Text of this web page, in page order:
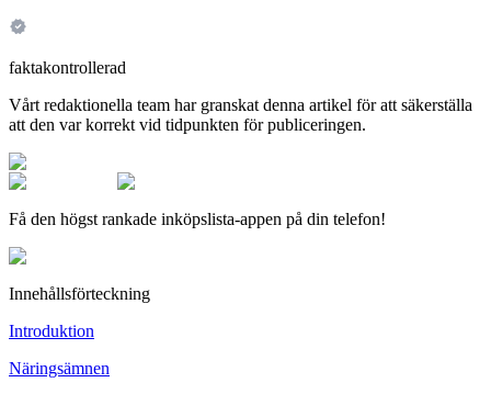
faktakontrollerad
Vårt redaktionella team har granskat denna artikel för att säkerställa
att den var korrekt vid tidpunkten för publiceringen.
Få den högst rankade inköpslista-appen på din telefon!
Innehållsförteckning
Introduktion
Näringsämnen